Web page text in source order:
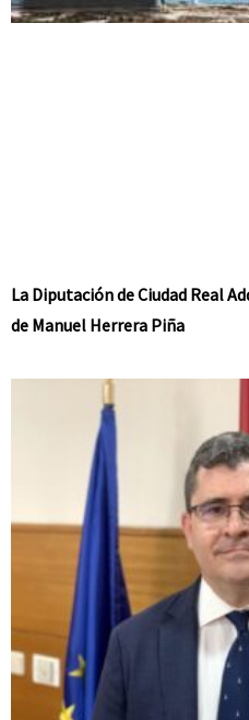
La Diputación de Ciudad Real
de Manuel Herrera Piña